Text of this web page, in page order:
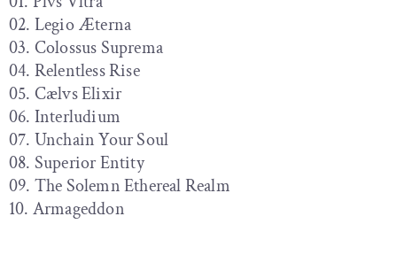
02. Legio Æterna
03. Colossus Suprema
04. Relentless Rise
05. Cælvs Elixir
06. Interludium
07. Unchain Your Soul
08. Superior Entity
09. The Solemn Ethereal Realm
10. Armageddon